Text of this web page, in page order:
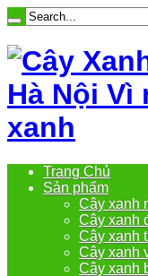
Hà Nội Vì
xanh
Trang Chủ
Sản phẩm
Cây xanh
Cây xanh
Cây xanh
Cây xanh
Cây xanh